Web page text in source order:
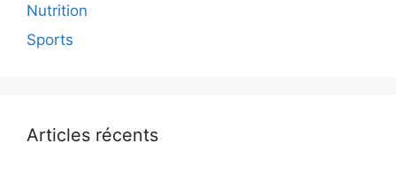
Nutrition
Sports
Articles récents